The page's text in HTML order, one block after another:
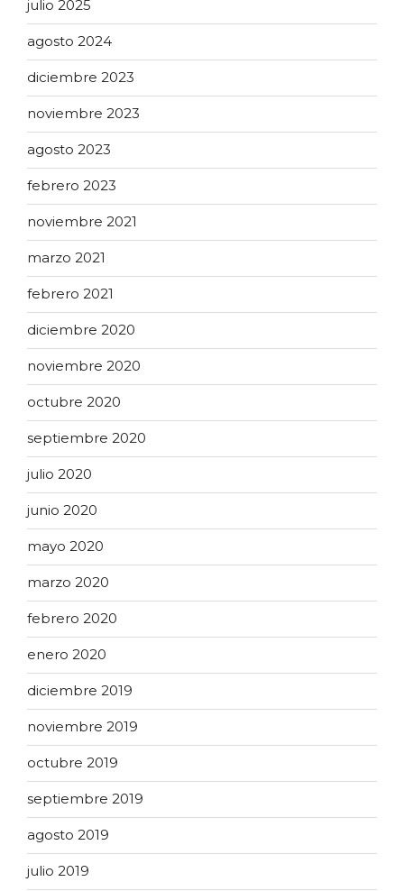
julio 2025
agosto 2024
diciembre 2023
noviembre 2023
agosto 2023
febrero 2023
noviembre 2021
marzo 2021
febrero 2021
diciembre 2020
noviembre 2020
octubre 2020
septiembre 2020
julio 2020
junio 2020
mayo 2020
marzo 2020
febrero 2020
enero 2020
diciembre 2019
noviembre 2019
octubre 2019
septiembre 2019
agosto 2019
julio 2019